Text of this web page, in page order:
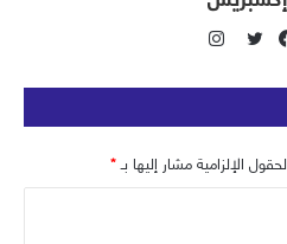
ي
س
و
و
ي
ر
س
ت
ق
ر
الإلزامية مشار إليها بـ*